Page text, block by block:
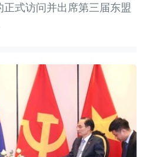
式访问并出席第三届东盟